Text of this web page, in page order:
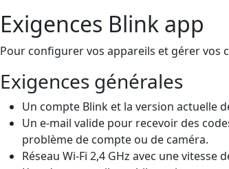
Exigences Blink app
Pour configurer vos appareils et gérer vos
Exigences générales
Un compte Blink et la version actuelle
Un e-mail valide pour recevoir des
problème de compte ou de caméra.
Réseau Wi-Fi 2,4 GHz avec une